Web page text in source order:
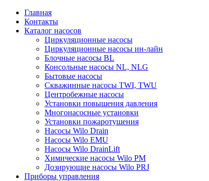
Главная
Контакты
Каталог насосов
Циркуляционные насосы
Циркуляционные насосы ин-лайн
Блочные насосы BL
Консольные насосы NL, NLG
Бытовые насосы
Скважинные насосы TWI, TWU
Центробежные насосы
Установки повышения давления
Многонасосные установки
Установки пожаротушения
Насосы Wilo Drain
Насосы Wilo EMU
Насосы Wilo DrainLift
Химические насосы Wilo PM
Дозирующие насосы Wilo PRJ
Приборы управления